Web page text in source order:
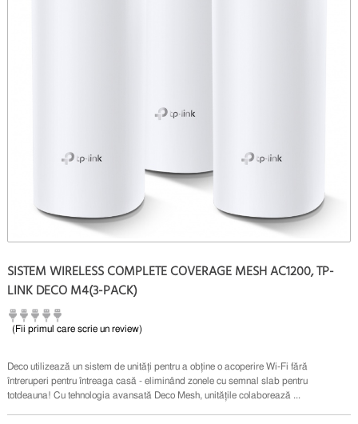
SISTEM WIRELESS COMPLETE COVERAGE MESH AC1200, TP-
LINK DECO M4(3-PACK)
(Fii primul care scrie un review)
Deco utilizează un sistem de unități pentru a obține o acoperire Wi-Fi fără
întreruperi pentru întreaga casă - eliminând zonele cu semnal slab pentru
totdeauna! Cu tehnologia avansată Deco Mesh, unitățile colaborează ...